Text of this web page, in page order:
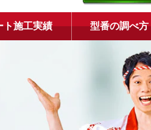
ト施工実績 型番の調べ方